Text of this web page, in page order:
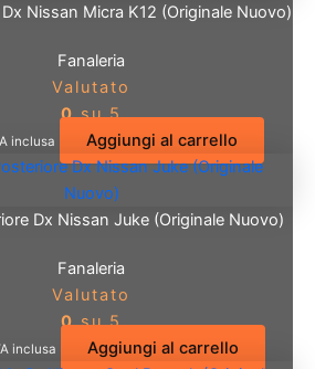
Nissan Micra K12 (Originale Nuovo)
Fanaleria
Valutato
0su 5
inclusa Aggiungi al carrello
Dx Nissan Juke (Originale Nuovo)
Fanaleria
Valutato
0su 5
inclusa Aggiungi al carrello